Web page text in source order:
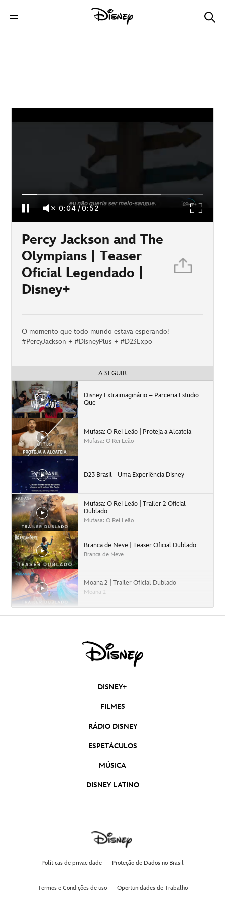
0:04 /0:52
Percy Jackson and The
Olympians | Teaser
Oficial Legendado |
Disney+
O momento que todo mundo estava esperando!
#PercyJackson + #DisneyPlus + #D23Expo
A SEGUIR
Disney Extraimaginário – Parceria Estudio
Que
Mufasa: O Rei Leão | Proteja a Alcateia
Mufasa: O Rei Leão
D23 Brasil - Uma Experiência Disney
Mufasa: O Rei Leão | Trailer 2 Oficial
Dublado
Mufasa: O Rei Leão
Branca de Neve | Teaser Oficial Dublado
Branca de Neve
Moana 2 | Trailer Oficial Dublado
Moana 2
Capitão América: Admirável Mundo Novo |
Agatha Desde Sempre | Teaser Trailer
Dublado | Disney+
Moana 2
Deadpool & Wolverine | Trailer 2 Oficial
Deadpool & Wolverine
Mufasa: O Rei Leão
Taylor Swift | The Eras Tour (Taylor’s
Divertida Mente 2 | Trailer Oficial Dublado
Divertida-Mente 2
DISNEY+
FILMES
RÁDIO DISNEY
ESPETÁCULOS
MÚSICA
DISNEY LATINO
Políticas de privacidade Proteção de Dados no Brasil
Termos e Condições de uso Oportunidades de Trabalho